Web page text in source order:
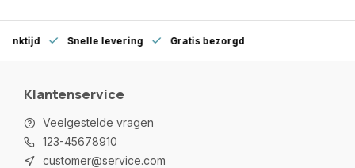
Snelle levering Gratis bezorgd
Klantenservice
Veelgestelde vragen
123-45678910
customer@service.com